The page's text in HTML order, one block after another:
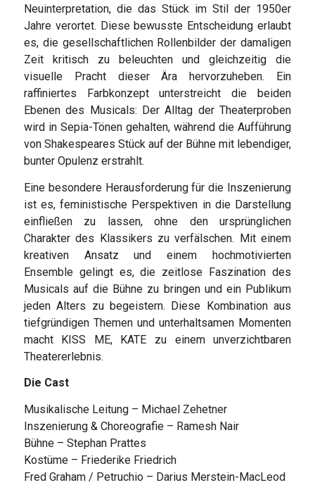
Neuinterpretation, die das Stück im Stil der 1950er
Jahre verortet. Diese bewusste Entscheidung erlaubt
es, die gesellschaftlichen Rollenbilder der damaligen
Zeit kritisch zu beleuchten und gleichzeitig die
visuelle Pracht dieser Ära hervorzuheben. Ein
raffiniertes Farbkonzept unterstreicht die beiden
Ebenen des Musicals: Der Alltag der Theaterproben
wird in Sepia-Tönen gehalten, während die Aufführung
von Shakespeares Stück auf der Bühne mit lebendiger,
bunter Opulenz erstrahlt.
Eine besondere Herausforderung für die Inszenierung
ist es, feministische Perspektiven in die Darstellung
einfließen zu lassen, ohne den ursprünglichen
Charakter des Klassikers zu verfälschen. Mit einem
kreativen Ansatz und einem hochmotivierten
Ensemble gelingt es, die zeitlose Faszination des
Musicals auf die Bühne zu bringen und ein Publikum
jeden Alters zu begeistern. Diese Kombination aus
tiefgründigen Themen und unterhaltsamen Momenten
macht KISS ME, KATE zu einem unverzichtbaren
Theatererlebnis.
Die Cast
Musikalische Leitung – Michael Zehetner
Inszenierung & Choreografie – Ramesh Nair
Bühne – Stephan Prattes
Kostüme – Friederike Friedrich
Fred Graham / Petruchio – Darius Merstein-MacLeod